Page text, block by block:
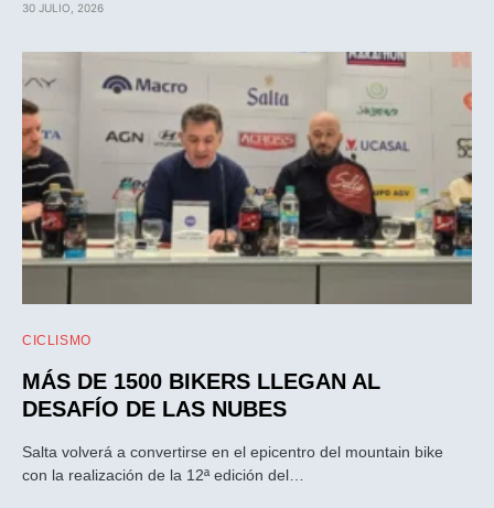
30 JULIO, 2026
CICLISMO
MÁS DE 1500 BIKERS LLEGAN AL
DESAFÍO DE LAS NUBES
Salta volverá a convertirse en el epicentro del mountain bike
con la realización de la 12ª edición del…